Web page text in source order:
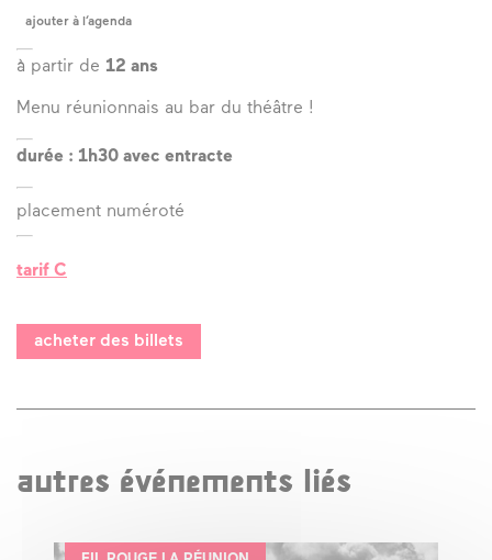
ajouter à l’agenda
à partir de 12 ans
Menu réunionnais au bar du théâtre !
durée : 1h30 avec entracte
placement numéroté
tarif C
acheter des billets
autres événements liés